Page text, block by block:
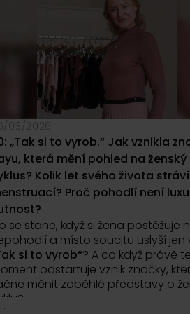
funguje mikromletí a proč díky
vzniknout masala chai bez
bez přidaného cukru?
změnit, aby takový produkt
i u zákazníků?
přijde i na moment, kdy se
vystoupit z komfortní zóny
se před investory a
je obhajovat vlastní vizi pod
že by firmu měl vést někdo
také, že jejich vztah vznikl v
prostředí a od začátku
hloubky, než bývá běžné. Jak se
promítá do společného
o cestě, která začala
O podnikání ve dvou a o
právě tlak zvenčí může
si, co vlastně chcete.
03/2026
„Tak si to vyrob.“ Jak vznikla
která mění pohled na ženský
Kolik let svého života
Proč pohodlí není
se stane, když si žena postěžuje
a místo soucitu uslyší jen
si to vyrob“? A co když právě
odstartuje vznik značky,
měnit zaběhlé představy o